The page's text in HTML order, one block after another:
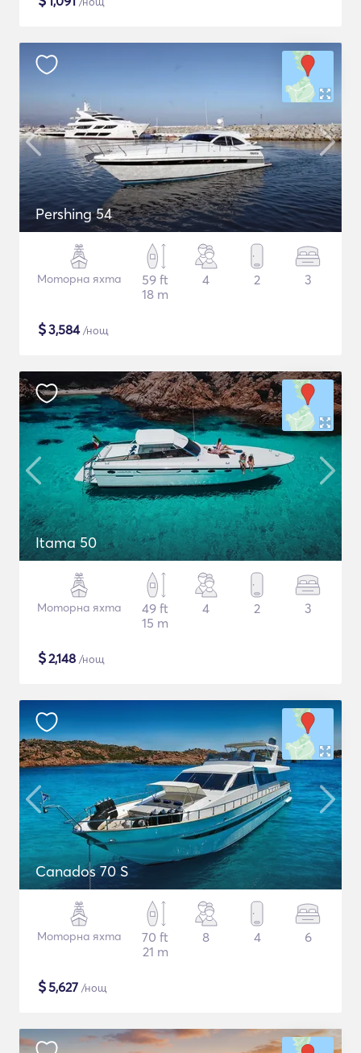
Pershing 54
Моторна яхта
59 ft
18 m
4 2 3
$3,584/нощ
Itama 50
Моторна яхта
49 ft
15 m
4 2 3
$2,148 /нощ
Canados 70 S
Моторна яхта
70 ft
21 m
8 4 6
$5,627 /нощ